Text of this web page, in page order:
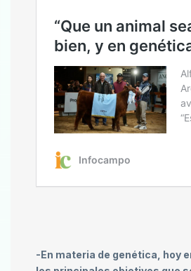
-En materia de genética, hoy